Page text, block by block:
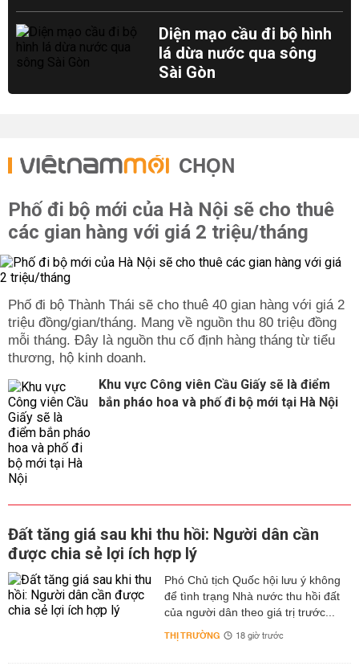
Diện mạo cầu đi bộ hình
lá dừa nước qua sông
Sài Gòn
CHỌN
Phố đi bộ mới của Hà Nội sẽ cho thuê
các gian hàng với giá 2 triệu/tháng
Phố đi bộ Thành Thái sẽ cho thuê 40 gian hàng với giá 2
triệu đồng/gian/tháng. Mang về nguồn thu 80 triệu đồng
mỗi tháng. Đây là nguồn thu cố định hàng tháng từ tiểu
thương, hộ kinh doanh.
Khu vực Công viên Cầu Giấy sẽ là điểm
bắn pháo hoa và phố đi bộ mới tại Hà Nội
Đất tăng giá sau khi thu hồi: Người dân cần
được chia sẻ lợi ích hợp lý
Phó Chủ tịch Quốc hội lưu ý không
để tình trạng Nhà nước thu hồi đất
của người dân theo giá trị trước...
THỊ TRƯỜNG 18 giờ trước